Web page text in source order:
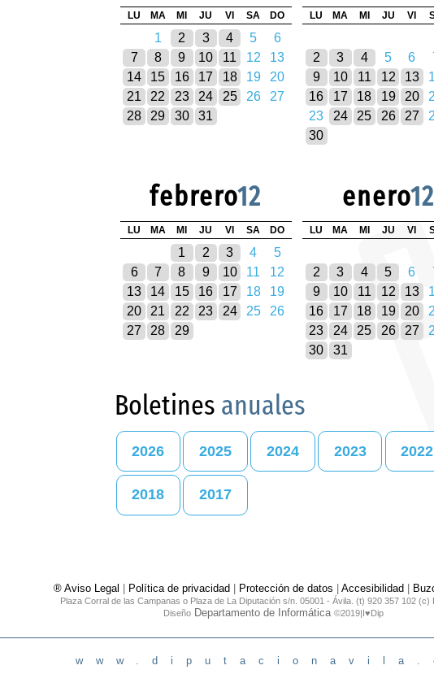
LU MA MI JU VI SA DO
1 2 3 4 5
6
7
8 9 10 11 12
13
14
15 16 17 18 19
20
21
22 23 24 25 26
27
28
29 30 31
LU MA MI JU VI
2
3 4 5 6
9
10 11 12 13
16
17 18 19 20
23
24 25 26 27
30
febrero12
LU MA MI JU VI SA DO
1 2 3 4
5
6
7 8 9 10 11
12
13
14 15 16 17 18
19
20
21 22 23 24 25
26
27
28 29
enero12
LU MA MI JU VI
2
3 4 5 6
9
10 11 12 13
16
17 18 19 20
23
24 25 26 27
30
31
Boletines anuales
2026 2025 2024 2023 2022
2018 2017
® Aviso Legal Política de privacidad Protección de datos Accesibilidad
Plaza Corral de las Campanas o Plaza de La Diputación s/n. 05001 - Ávila. (t) 920 357 102 (c)
DiseñoDepartamento de Informática ©2019|I♥Dip